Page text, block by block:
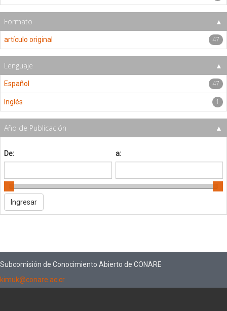
Formato
artículo original 47
Lenguaje
Español 47
Inglés 1
Año de Publicación
De: a:
Subcomisión de Conocimiento Abierto de CONARE
kimuk@conare.ac.cr